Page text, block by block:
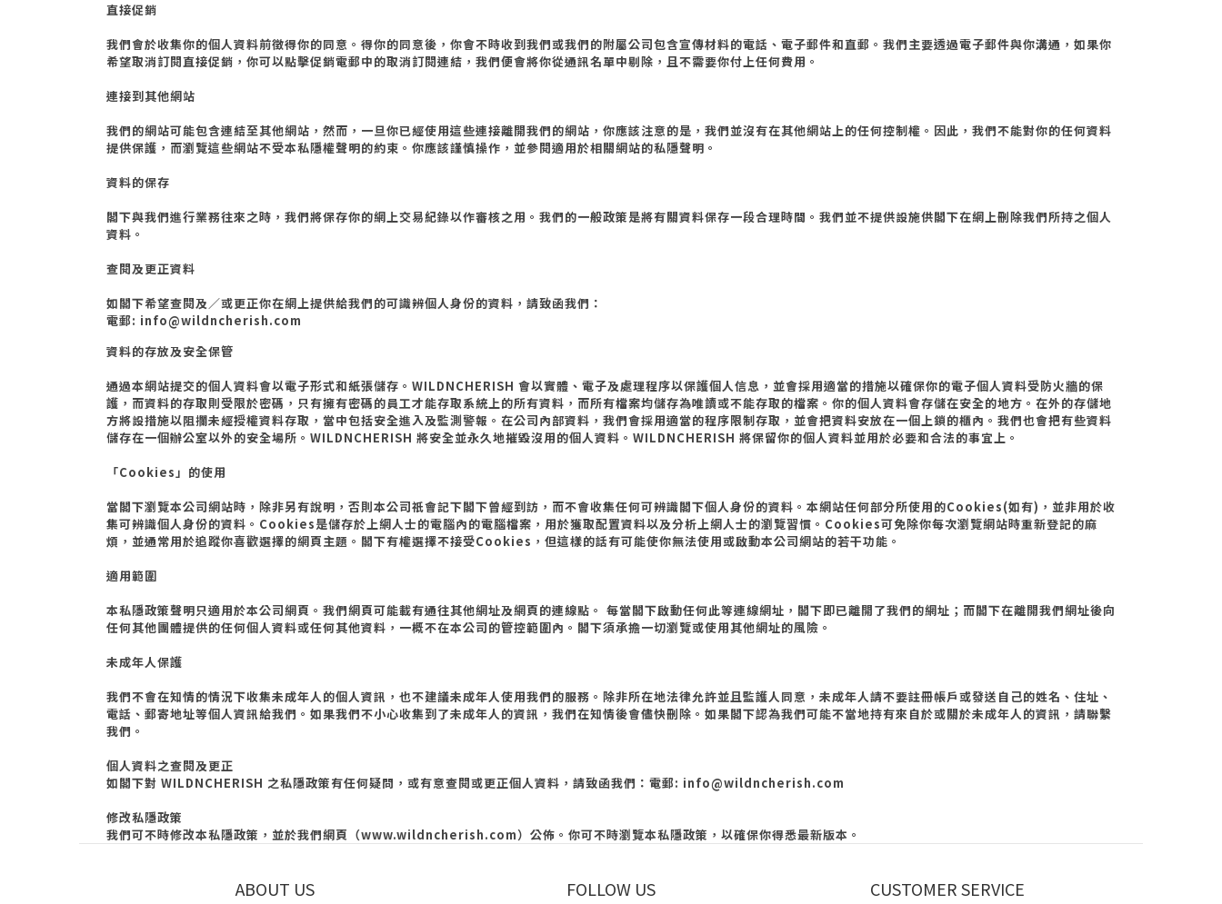
直接促銷
我們會於收集你的個人資料前徵得你的同意。得你的同意後，你會不時收到我們或我們的附屬公司包含宣傳材料的電話、電子郵件和直郵。我們主要透過電子郵件與你溝通，如果你
希望取消訂閱直接促銷，你可以點擊促銷電郵中的取消訂閱連結，我們便會將你從通訊名單中剔除，且不需要你付上任何費用。
連接到其他網站
我們的網站可能包含連結至其他網站，然而，一旦你已經使用這些連接離開我們的網站，你應該注意的是，我們並沒有在其他網站上的任何控制權。因此，我們不能對你的任何資料
提供保護，而瀏覽這些網站不受本私隱權聲明的約束。你應該謹慎操作，並參閱適用於相關網站的私隱聲明。
資料的保存
閣下與我們進行業務往來之時，我們將保存你的網上交易紀錄以作審核之用。我們的一般政策是將有關資料保存一段合理時間。我們並不提供設施供閣下在網上刪除我們所持之個人
資料。
查閱及更正資料
如閣下希望查閱及／或更正你在網上提供給我們的可識辨個人身份的資料，請致函我們：
電郵: info@wildncherish.com
資料的存放及安全保管
通過本網站提交的個人資料會以電子形式和紙張儲存。 WILDNCHERISH 會以實體、電子及處理程序以保護個人信息，並會採用適當的措施以確保你的電子個人資料受防火牆的保
護，而資料的存取則受限於密碼，只有擁有密碼的員工才能存取系統上的所有資料，而所有檔案均儲存為唯讀或不能存取的檔案。你的個人資料會存儲在安全的地方。在外的存儲地
方將設措施以阻攔未經授權資料存取，當中包括安全進入及監測警報。在公司內部資料，我們會採用適當的程序限制存取，並會把資料安放在一個上鎖的櫃內。我們也會把有些資料
儲存在一個辦公室以外的安全場所。 WILDNCHERISH 將安全並永久地摧毀沒用的個人資料。 WILDNCHERISH 將保留你的個人資料並用於必要和合法的事宜上。
「Cookies」的使用
當閣下瀏覽本公司網站時，除非另有說明，否則本公司祇會記下閣下曾經到訪，而不會收集任何可辨識閣下個人身份的資料。本網站任何部分所使用的Cookies(如有) ，並非用於收
集可辨識個人身份的資料。 Cookies是儲存於上網人士的電腦內的電腦檔案，用於獲取配置資料以及分析上網人士的瀏覽習慣。 Cookies可免除你每次瀏覽網站時重新登記的麻
煩，並通常用於追蹤你喜歡選擇的網頁主題。閣下有權選擇不接受Cookies ，但這樣的話有可能使你無法使用或啟動本公司網站的若干功能。
適用範圍
本私隱政策聲明只適用於本公司網頁。我們網頁可能載有通往其他網址及網頁的連線點。 每當閣下啟動任何此等連線網址，閣下即已離開了我們的網址；而閣下在離開我們網址後向
任何其他團體提供的任何個人資料或任何其他資料，一概不在本公司的管控範圍內。閣下須承擔一切瀏覽或使用其他網址的風險。
未成年人保護
我們不會在知情的情況下收集未成年人的個人資訊，也不建議未成年人使用我們的服務。除非所在地法律允許並且監護人同意，未成年人請不要註冊帳戶或發送自己的姓名、住址、
電話、郵寄地址等個人資訊給我們。如果我們不小心收集到了未成年人的資訊，我們在知情後會儘快刪除。如果閣下認為我們可能不當地持有來自於或關於未成年人的資訊，請聯繫
我們。
個人資料之查閱及更正
如閣下對 WILDNCHERISH 之私隱政策有任何疑問，或有意查閱或更正個人資料，請致函我們：電郵: info@wildncherish.com
修改私隱政策
我們可不時修改本私隱政策，並於我們網頁（www.wildncherish.com）公佈。你可不時瀏覽本私隱政策，以確保你得悉最新版本。
ABOUT US FOLLOW US CUSTOMER SERVICE